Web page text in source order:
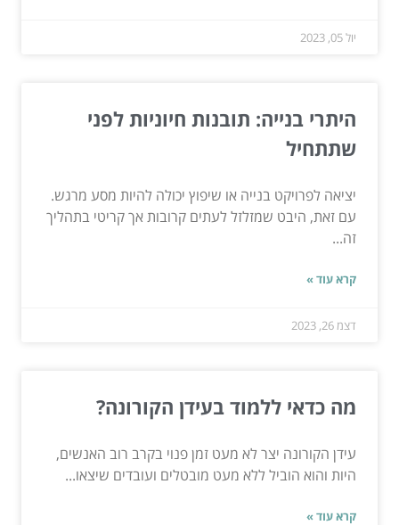
יול 05, 2023
היתרי בנייה: תובנות חיוניות לפני
שתתחיל
יציאה לפרויקט בנייה או שיפוץ יכולה להיות מסע מרגש.
עם זאת, היבט שמזלזל לעתים קרובות אך קריטי בתהליך
זה...
קרא עוד »
דצמ 26, 2023
מה כדאי ללמוד בעידן הקורונה?
עידן הקורונה יצר לא מעט זמן פנוי בקרב רוב האנשים,
היות והוא הוביל ללא מעט מובטלים ועובדים שיצאו...
קרא עוד »